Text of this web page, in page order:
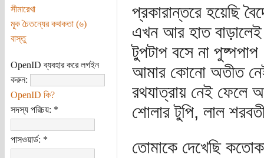
সীমারেখা
মূক চৈতন্যের কথকতা (৬)
বাস্তু
OpenID ব্যবহার করে লগইন
করুন:
OpenID কি?
সদস্য পরিচয়: *
পাসওয়ার্ড: *
প্রকারান্তরে হয়েছি
এখন আর হাত
টুপটাপ বসে না পুষ্পপাপ
আমার কোনো অতীত
রথযাত্রায় নেই ফেলে
শোলার টুপি, লাল
তোমাকে দেখেছি